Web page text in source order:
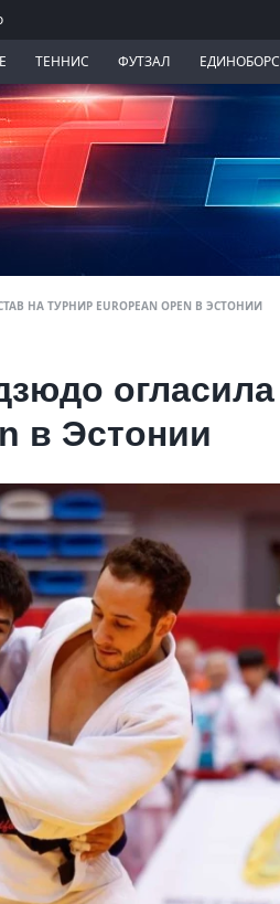
ТЕННИС ФУТЗАЛ
НА ТУРНИР EUROPEAN OPEN В ЭСТОНИИ
в Эстонии